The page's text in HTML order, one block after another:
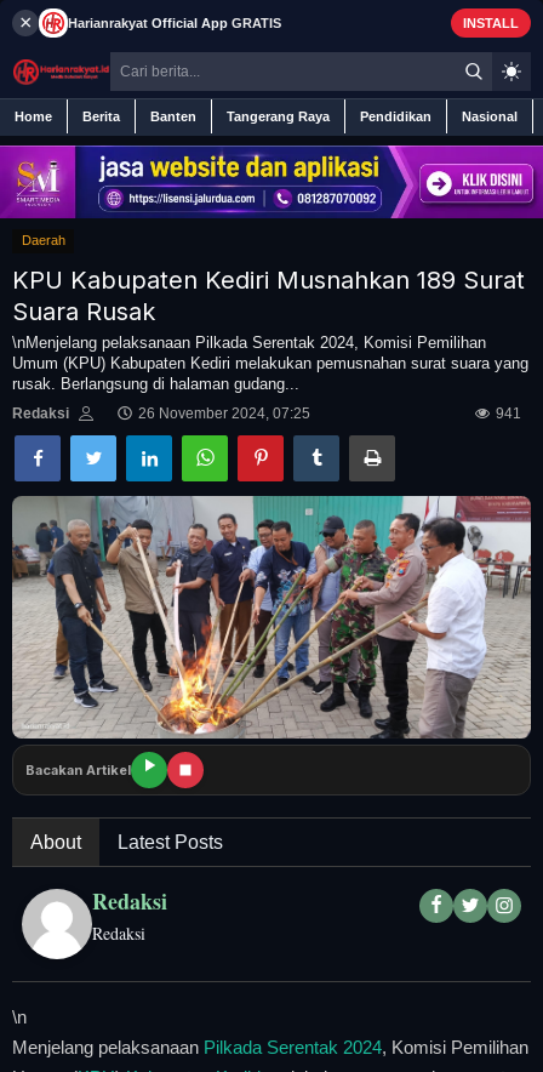
× Harianrakyat Official App GRATIS INSTALL
Home Berita Banten Tangerang Raya Pendidikan Nasional
Home
Berita
Iklan
Tangerang Raya
Pendidikan
Nasional
Politik
Daerah
Bogor Raya
Daerah
KPU Kabupaten Kediri Musnahkan 189 Surat
Suara Rusak
\nMenjelang pelaksanaan Pilkada Serentak 2024, Komisi Pemilihan
Umum (KPU) Kabupaten Kediri melakukan pemusnahan surat suara yang
rusak. Berlangsung di halaman gudang...
Redaksi 26 November 2024, 07:25 941
Bacakan Artikel
About Latest Posts
Redaksi
Redaksi
\n
Menjelang pelaksanaan Pilkada Serentak 2024, Komisi Pemilihan